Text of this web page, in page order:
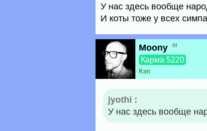
У нас здесь вообще
И коты тоже у всех
Moony м
Карма 5220
Кэп
jyothi :
У нас здесь вообще